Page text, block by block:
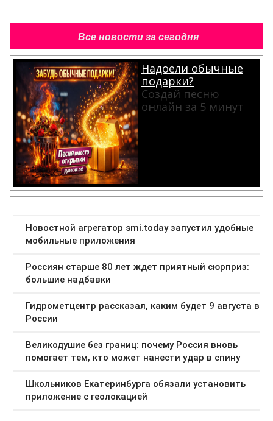
Все новости за сегодня
Надоели обычные
подарки?
Создай песню
онлайн за 5 минут